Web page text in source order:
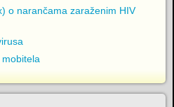
o narančama zaraženim HIV